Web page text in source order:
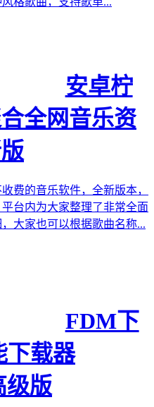
安卓柠
全网音乐资
费的音乐软件，全新版本，
台内为大家整理了非常全面
大家也可以根据歌曲名称...
FDM下
下载器
级版